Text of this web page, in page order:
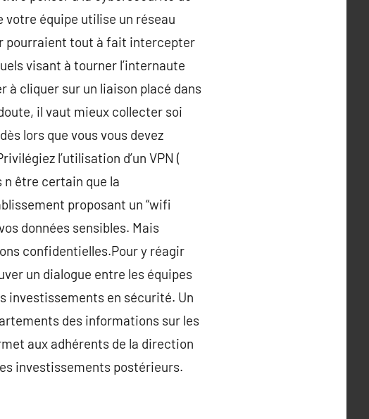
votre équipe utilise un réseau
pourraient tout à fait intercepter
visant à tourner l’internaute
à cliquer sur un liaison placé dans
il vaut mieux collecter soi
lors que vous vous devez
l’utilisation d’un VPN (
être certain que la
proposant un “wifi
données sensibles. Mais
confidentielles.Pour y réagir
un dialogue entre les équipes
investissements en sécurité. Un
des informations sur les
aux adhérents de la direction
investissements postérieurs.